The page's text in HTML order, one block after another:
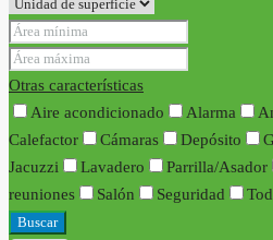
Otras características
Aire acondicionado
Alarma
Calefactor
Cámaras Depósito
Jacuzzi
Lavadero Parrilla/Asador
reuniones
Salón Seguridad
Buscar